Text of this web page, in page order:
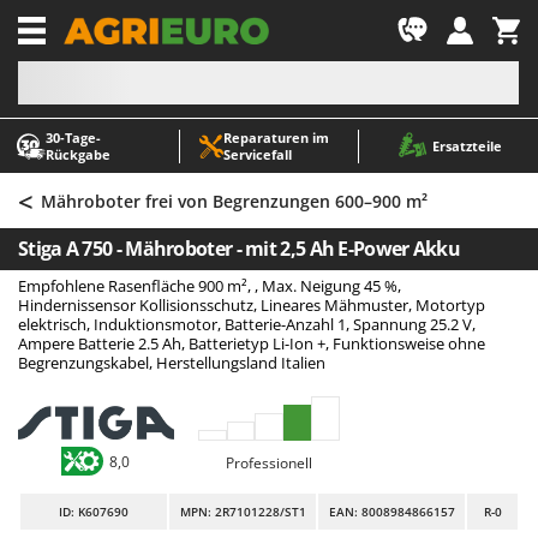
30‑Tage-
Rückgabe
Reparaturen im
Servicefall
Ersatzteile
-1
A
Abbeermaschinen - Traubenmühlen
Abfüllgeräte
Akku Gartenscheren
Akku Gras- und Strauchscheren
Akku-Stichsägen
Allzwecktransporter - Motorschubkarren
Alu-Teleskopleitern
Anbaubagger Heckbagger für Traktoren
Arbeitsschutzkleidung
Astkettensägen - Hochentaster
A
ABAC
AgriEuro Premium
AgriEuro TOP-LINE
AGT
Aima
Airmec
AL-KO
ALA 2000
Alce
Ama
< Mähroboter frei von Begrenzungen 600–900 m²
Stiga A 750 - Mähroboter - mit 2,5 Ah E-Power Akku
Empfohlene Rasenfläche 900 m², , Max. Neigung 45 %,
Hindernissensor Kollisionsschutz, Lineares Mähmuster, Motortyp
elektrisch, Induktionsmotor, Batterie-Anzahl 1, Spannung 25.2 V,
Ampere Batterie 2.5 Ah, Batterietyp Li-Ion +, Funktionsweise ohne
Begrenzungskabel, Herstellungsland Italien
8,0 Professionell
ID: K607690 MPN: 2R7101228/ST1 EAN: 8008984866157 R-0